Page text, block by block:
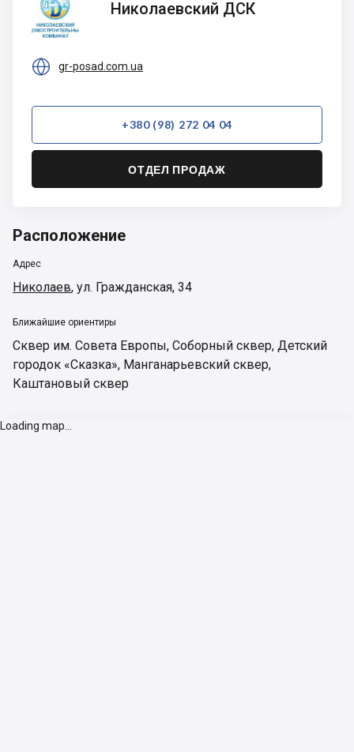
ДСК
Николаевский ДСК
 gr-posad.com.ua
+380 (98) 272 04 04
ОТДЕЛ ПРОДАЖ
Расположение
Адрес
Николаев, ул. Гражданская, 34
Ближайшие ориентиры
Сквер им. Совета Европы, Соборный сквер, Детский
городок «Сказка», Манганарьевский сквер,
Каштановый сквер
Loading map...